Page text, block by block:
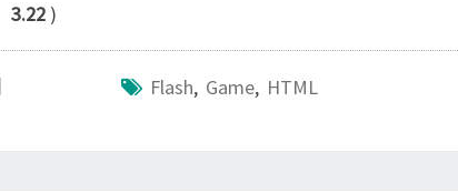
3.22 )
Flash, Game, HTML